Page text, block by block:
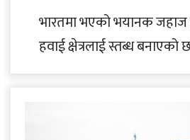
भारतमा भएको भयानक जहाज
हवाई क्षेत्रलाई स्तब्ध बनाएको